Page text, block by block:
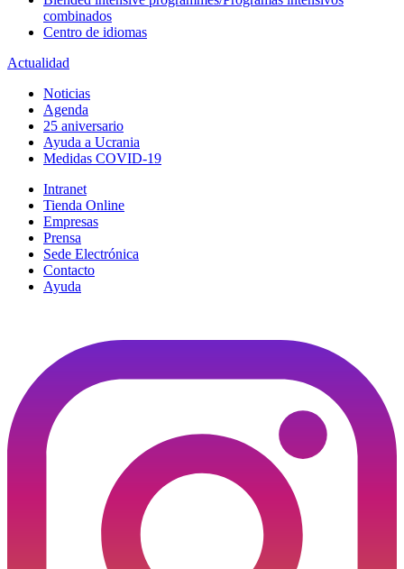
combinados
Centro de idiomas
Actualidad
Noticias
Agenda
25 aniversario
Ayuda a Ucrania
Medidas COVID-19
Intranet
Tienda Online
Empresas
Prensa
Sede Electrónica
Contacto
Ayuda